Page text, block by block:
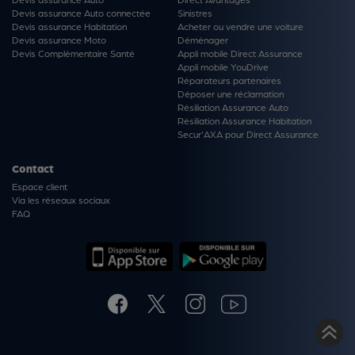
Cerise sur le gâteau : avec notre réseau, vous
n’avancez pas d’argent, en dehors d’une éventuelle
franchise.
Déclarer un sinistre >
Devis assurance Auto connectée
Devis assurance Habitation
Devis assurance Moto
Devis Complémentaire Santé
Sinistres
Acheter ou vendre une voiture
Déménager
Appli mobile Direct Assurance
Appli mobile YouDrive
Réparateurs partenaires
Déposer une réclamation
Résiliation Assurance Auto
Résiliation Assurance Habitation
Secur'AXA pour Direct Assurance
Contact
Espace client
Via les réseaux sociaux
FAQ